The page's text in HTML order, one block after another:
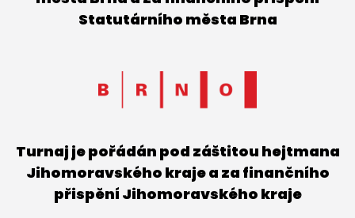
Statutárního města Brna
Turnaj je pořádán pod záštitou hejtmana
Jihomoravského kraje a za finančního
přispění Jihomoravského kraje